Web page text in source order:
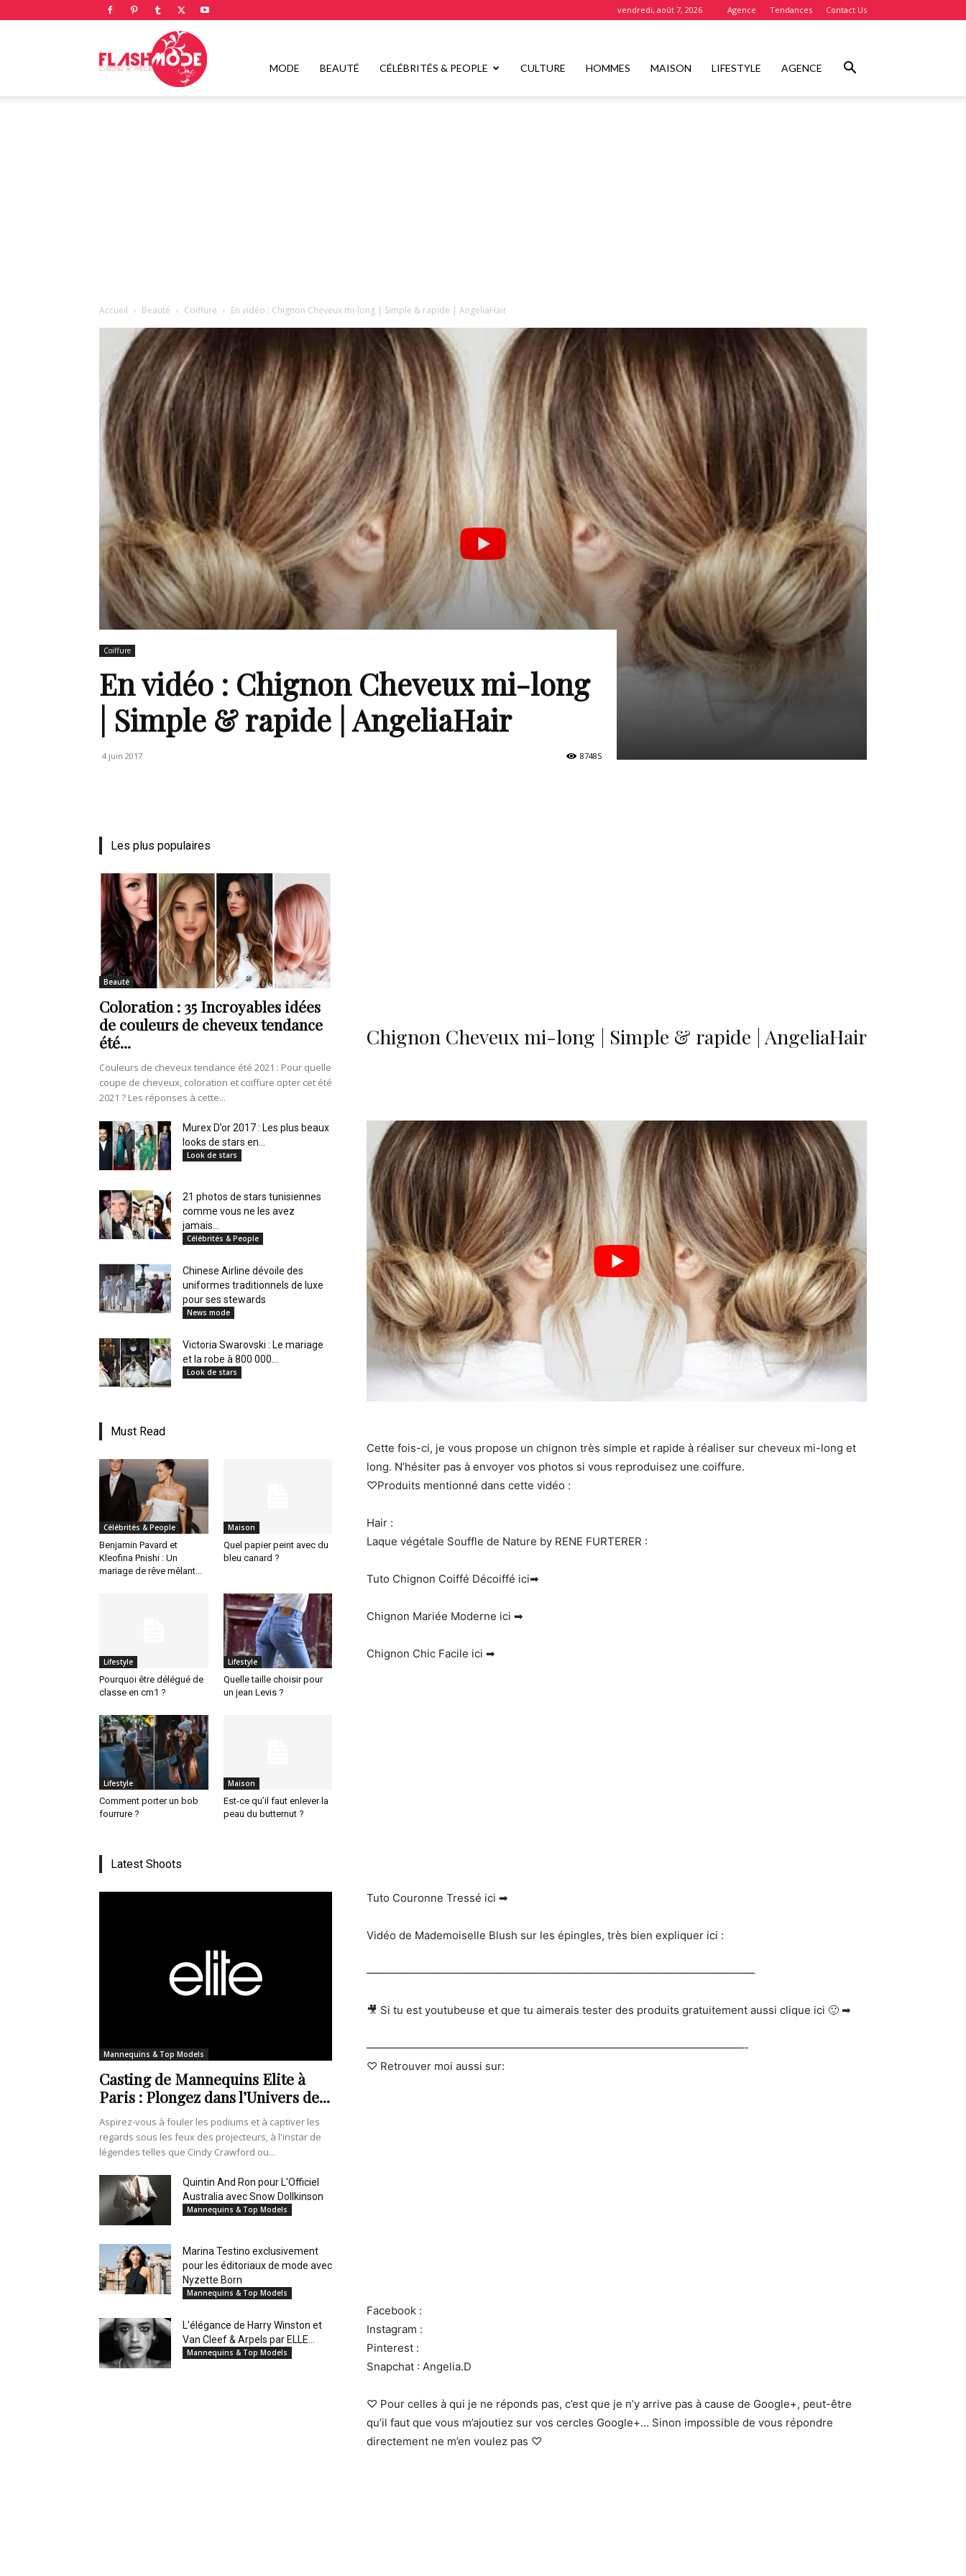
vendredi, août 7, 2026 Agence Tendances Contact Us
Flashmode
de
mode
et
style
un
en
et
au
Maghreb
MODE BEAUTÉ CÉLÉBRITÉS & PEOPLE CULTURE HOMMES MAISON LIFESTYLE AGENCE
Accueil Beauté Coiffure En vidéo : Chignon Cheveux mi-long | Simple & rapide | AngeliaHair
Coiffure
En vidéo : Chignon Cheveux mi-long
| Simple & rapide | AngeliaHair
4 juin 2017 87485
Chignon Cheveux mi-long | Simple & rapide | AngeliaHair
Cette fois-ci, je vous propose un chignon très simple et rapide à réaliser sur cheveux mi-long et
long. N’hésiter pas à envoyer vos photos si vous reproduisez une coiffure.
♡Produits mentionné dans cette vidéo :
Hair :
Laque végétale Souffle de Nature by RENE FURTERER :
Tuto Chignon Coiffé Décoiffé ici➡
Chignon Mariée Moderne ici ➡
Chignon Chic Facile ici ➡
Tuto Couronne Tressé ici ➡
Vidéo de Mademoiselle Blush sur les épingles, très bien expliquer ici :
————————————————————————————————————
🎥 Si tu est youtubeuse et que tu aimerais tester des produits gratuitement aussi clique ici 🙂 ➡
———————————————————————————————————-
♡ Retrouver moi aussi sur:
Facebook :
Instagram :
Pinterest :
Snapchat : Angelia.D
♡ Pour celles à qui je ne réponds pas, c’est que je n’y arrive pas à cause de Google+, peut-être
qu’il faut que vous m’ajoutiez sur vos cercles Google+… Sinon impossible de vous répondre
directement ne m’en voulez pas ♡
Les plus populaires
Beauté
Coloration : 35 Incroyables idées
de couleurs de cheveux tendance
été...
Couleurs de cheveux tendance été 2021 : Pour quelle
coupe de cheveux, coloration et coiffure opter cet été
2021 ? Les réponses à cette...
Murex D’or 2017 : Les plus beaux
looks de stars en...
Look de stars
21 photos de stars tunisiennes
comme vous ne les avez
jamais...
Célébrités & People
Chinese Airline dévoile des
uniformes traditionnels de luxe
pour ses stewards
News mode
Victoria Swarovski : Le mariage
et la robe à 800 000...
Look de stars
Must Read
Célébrités & People
Benjamin Pavard et
Kleofina Pnishi : Un
mariage de rêve mêlant...
Maison
Quel papier peint avec du
bleu canard ?
Lifestyle
Pourquoi être délégué de
classe en cm1 ?
Lifestyle
Quelle taille choisir pour
un jean Levis ?
Lifestyle
Comment porter un bob
fourrure ?
Maison
Est-ce qu’il faut enlever la
peau du butternut ?
Latest Shoots
Mannequins & Top Models
Casting de Mannequins Elite à
Paris : Plongez dans l’Univers de...
Aspirez-vous à fouler les podiums et à captiver les
regards sous les feux des projecteurs, à l'instar de
légendes telles que Cindy Crawford ou...
Quintin And Ron pour L'Officiel
Australia avec Snow Dollkinson
Mannequins & Top Models
Marina Testino exclusivement
pour les éditoriaux de mode avec
Nyzette Born
Mannequins & Top Models
L'élégance de Harry Winston et
Van Cleef & Arpels par ELLE...
Mannequins & Top Models